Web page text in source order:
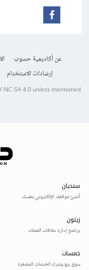
عن أكاديمية حسوب
إرشادات الاستخدام
NC-SA 4.0unless mentioned